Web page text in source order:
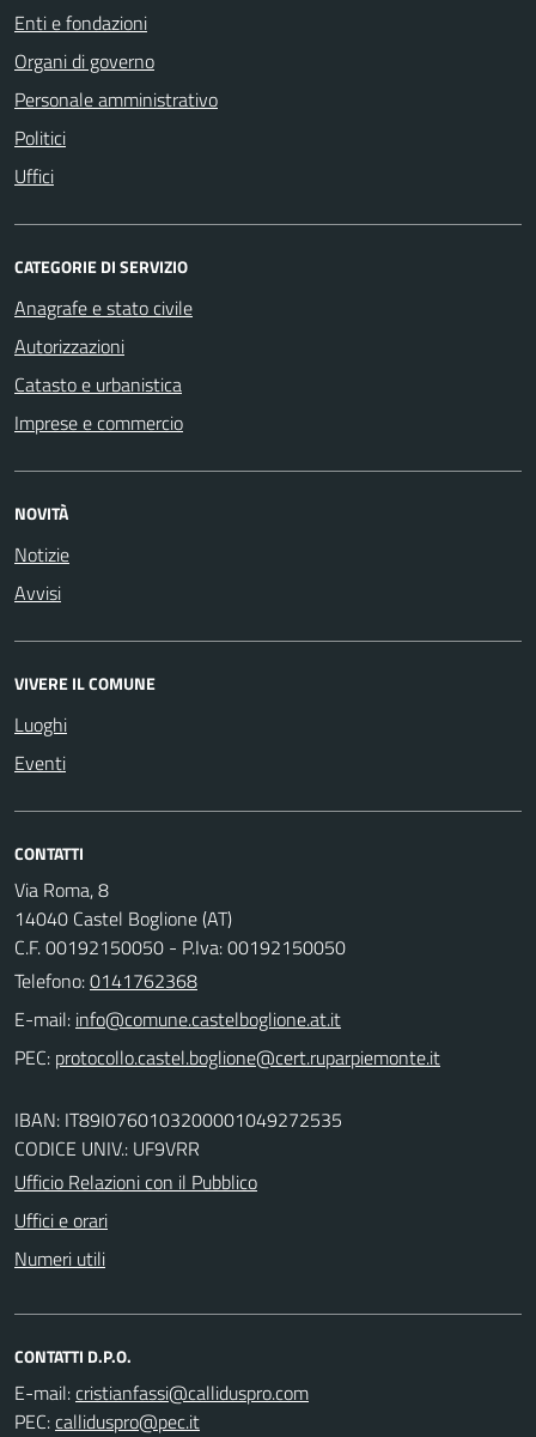
Enti e fondazioni
Organi di governo
Personale amministrativo
Politici
Uffici
CATEGORIE DI SERVIZIO
Anagrafe e stato civile
Autorizzazioni
Catasto e urbanistica
Imprese e commercio
NOVITÀ
Notizie
Avvisi
VIVERE IL COMUNE
Luoghi
Eventi
CONTATTI
Via Roma, 8
14040 Castel Boglione (AT)
C.F. 00192150050 - P.Iva: 00192150050
Telefono:0141762368
E-mail:
PEC:
IBAN: IT89I0760103200001049272535
CODICE UNIV.: UF9VRR
Ufficio Relazioni con il Pubblico
Uffici e orari
Numeri utili
CONTATTI D.P.O.
E-mail:
PEC: